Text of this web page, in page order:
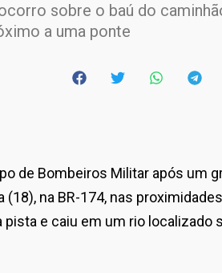
sobre o baú do
a uma ponte
de Bombeiros Militar após um
na BR-174, nas
e caiu em um rio localizado